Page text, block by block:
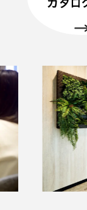
・未成年者
■ 個人情報
・ご入力い
」に従
カタロ